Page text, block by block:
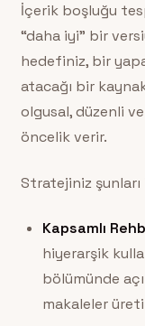
İçerik boşluğu
“daha iyi” bir
hedefiniz, bir
atacağı bir
olgusal, düzenli
öncelik verir.
Stratejiniz
Kapsamlı
hiyerarşik
bölümünde
makaleler